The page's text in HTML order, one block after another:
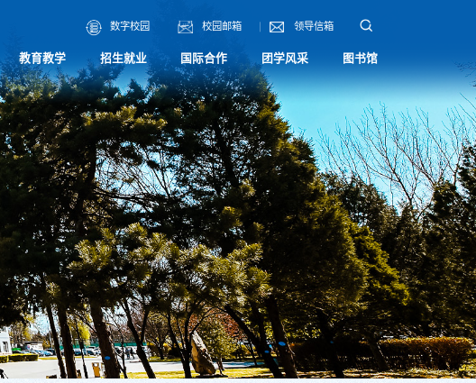
数字校园 校园邮箱 领导信箱
教育教学 招生就业 国际合作 团学风采 图书馆